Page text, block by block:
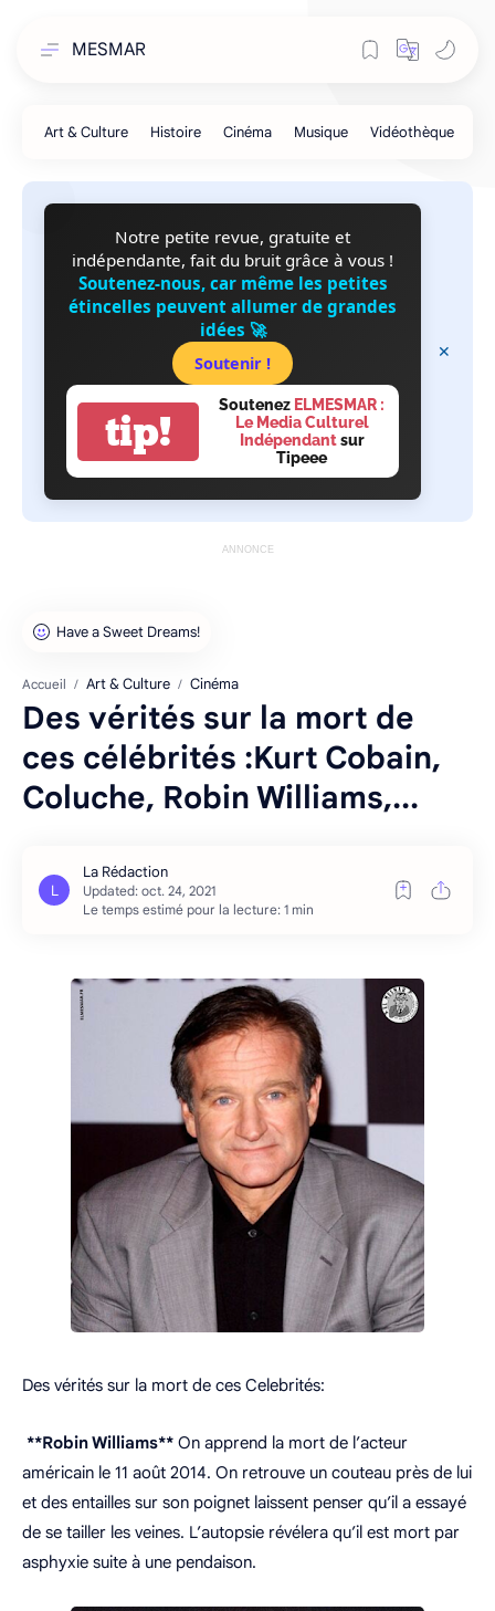
MESMAR
Notre petite revue, gratuite et
indépendante, fait du bruit grâce à vous !
Soutenez-nous, car même les petites
étincelles peuvent allumer de grandes
idées 🚀
Soutenir !
tip!
Soutenez ELMESMAR :
Le Media Culturel
Indépendantsur
Tipeee
ANNONCE
Accueil Art & Culture Cinéma
Des vérités sur la mort de
ces célébrités :Kurt Cobain,
Coluche, Robin Williams,...
Le temps estimé pour la lecture: 1 min
Des vérités sur la mort de ces Celebrités:
**Robin Williams** On apprend la mort de l’acteur
américain le 11 août 2014. On retrouve un couteau près de lui
et des entailles sur son poignet laissent penser qu’il a essayé
de se tailler les veines. L’autopsie révélera qu’il est mort par
asphyxie suite à une pendaison.